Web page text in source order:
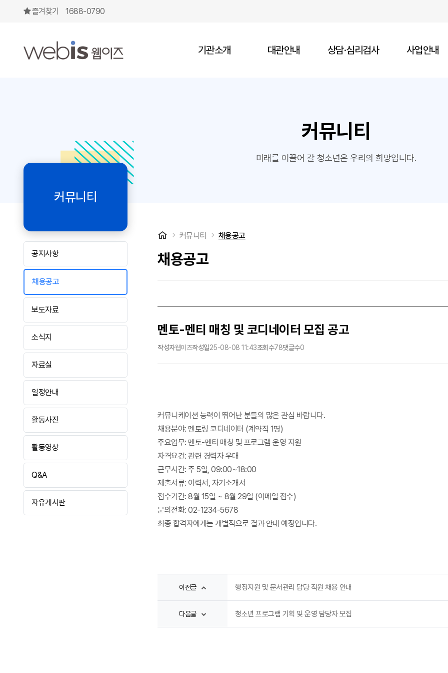
멘토-멘티 매칭 및 코디네이터 모집 공고 > 채용공고
즐겨찾기 1688-0790
기관소개 대관안내 상담·심리검사 사업안내
커뮤니티
미래를 이끌어 갈 청소년은 우리의 희망입니다.
처음으로커뮤니티 채용공고
채용공고
멘토-멘티 매칭 및 코디네이터 모집 공고
작성자웹이즈작성일25-08-08 11:43조회수78댓글수0
커뮤니케이션 능력이 뛰어난 분들의 많은 관심 바랍니다.
채용분야: 멘토링 코디네이터 (계약직 1명)
주요업무: 멘토-멘티 매칭 및 프로그램 운영 지원
자격요건: 관련 경력자 우대
근무시간: 주 5일, 09:00~18:00
제출서류: 이력서, 자기소개서
접수기간: 8월 15일 ~ 8월 29일 (이메일 접수)
문의전화: 02-1234-5678
최종 합격자에게는 개별적으로 결과 안내 예정입니다.
이전글 행정지원 및 문서관리 담당 직원 채용 안내
다음글 청소년 프로그램 기획 및 운영 담당자 모집
커뮤니티
공지사항
채용공고
보도자료
소식지
자료실
일정안내
활동사진
활동영상
Q&A
자유게시판